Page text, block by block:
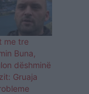
me tre
Buna,
dëshminë
Gruaja